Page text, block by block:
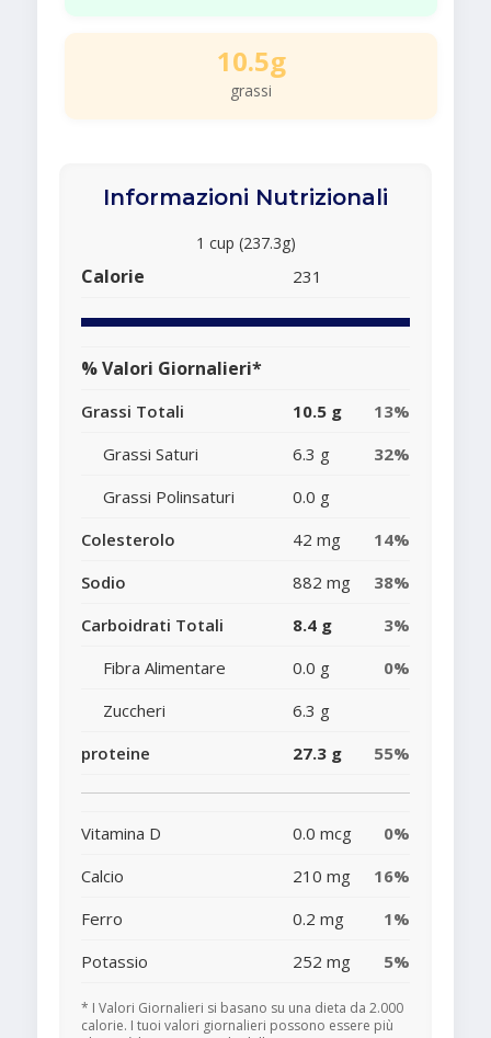
10.5g
grassi
Informazioni Nutrizionali
1 cup (237.3g)
Calorie 231
% Valori Giornalieri*
Grassi Totali 10.5 g
13%
Grassi Saturi
6.3 g
32%
Grassi Polinsaturi
0.0 g
Colesterolo
42 mg
14%
Sodio
882 mg
38%
Carboidrati Totali
8.4 g
3%
Fibra Alimentare
0.0 g
0%
Zuccheri
6.3 g
proteine
27.3 g 55%
Vitamina D 0.0 mcg
0%
Calcio
210 mg
16%
Ferro
0.2 mg
1%
Potassio
252 mg 5%
* I Valori Giornalieri si basano su una dieta da 2.000
calorie. I tuoi valori giornalieri possono essere più